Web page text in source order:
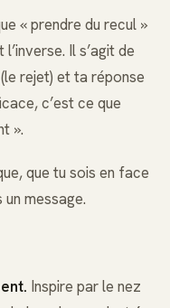
« prendre du recul »
Il s’agit de
rejet) et ta réponse
c’est ce que
».
que tu sois en face
message.
Inspire par le nez